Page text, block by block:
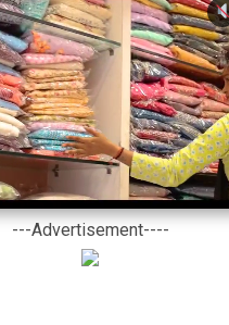
---Advertisement----